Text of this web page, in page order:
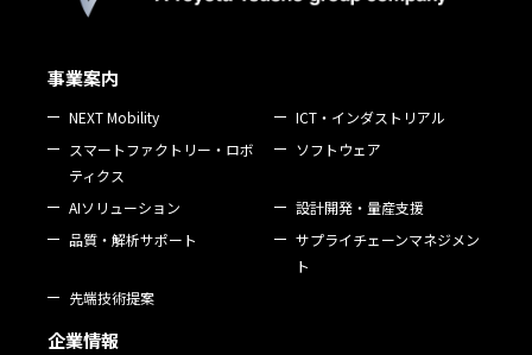
事業案内
NEXT Mobility
ICT・インダストリアル
スマートファクトリー・ロボ
ティクス
ソフトウェア
AIソリューション
設計開発・量産支援
品質・解析サポート
サプライチェーンマネジメン
ト
先端技術提案
企業情報